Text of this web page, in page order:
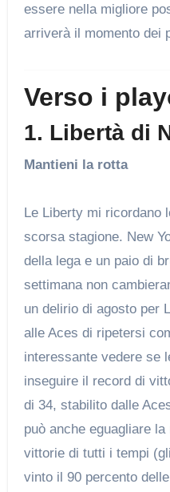
essere nella migliore
arriverà il momento dei
Verso i
1. Libertà di
Mantieni la rotta
Le Liberty mi ricordano
scorsa stagione. New
della lega e un paio di
settimana non
un delirio di agosto per
alle Aces di ripetersi
interessante vedere se
inseguire il record di
di 34, stabilito dalle
può anche eguagliare
vittorie di tutti i tempi
vinto il 90 percento